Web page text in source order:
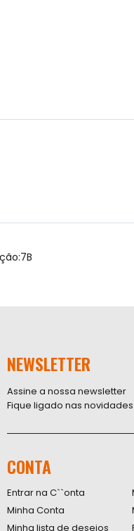
NEWSLETTER
Assine a nossa newsletter
Fique ligado nas
CONTA
Entrar na C``onta
Minha Conta
Minha lista de desejos